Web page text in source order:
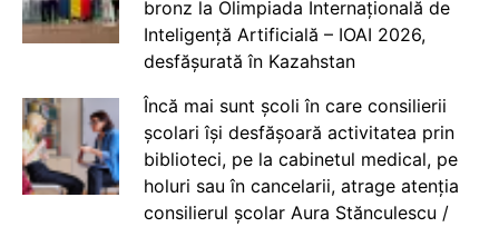
bronz la Olimpiada Internațională de
Inteligență Artificială – IOAI 2026,
desfășurată în Kazahstan
Încă mai sunt școli în care consilierii
școlari își desfășoară activitatea prin
biblioteci, pe la cabinetul medical, pe
holuri sau în cancelarii, atrage atenția
consilierul școlar Aura Stănculescu /